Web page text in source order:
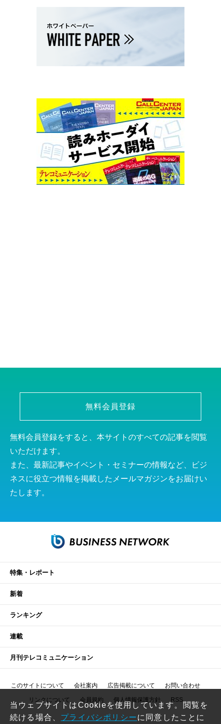
無料会員登録
無料会員登録をすると、本サイトのすべての記事を閲覧
いただけます。
また、最新記事やイベント・セミナーの情報など、ビジ
ネスに役立つ情報を掲載したメールマガジンをお届けい
たします。
特集・レポート
新着
ランキング
連載
月刊テレコミュニケーション
このサイトについて 会社案内 広告掲載について お問い合わせ
リンクについて 会員規約 個人情報保護方針 RSS
当ウェブサイトはCookieを使用しています。閲覧を
続ける場合、 プライバシポリシーに同意したことに